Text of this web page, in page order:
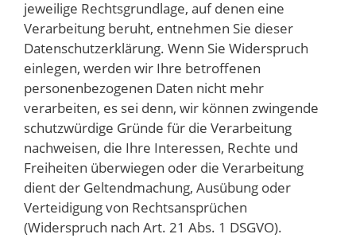
jeweilige Rechtsgrundlage, auf denen eine
Verarbeitung beruht, entnehmen Sie dieser
Datenschutzerklärung. Wenn Sie Widerspruch
einlegen, werden wir Ihre betroffenen
personenbezogenen Daten nicht mehr
verarbeiten, es sei denn, wir können zwingende
schutzwürdige Gründe für die Verarbeitung
nachweisen, die Ihre Interessen, Rechte und
Freiheiten überwiegen oder die Verarbeitung
dient der Geltendmachung, Ausübung oder
Verteidigung von Rechtsansprüchen
(Widerspruch nach Art. 21 Abs. 1 DSGVO).